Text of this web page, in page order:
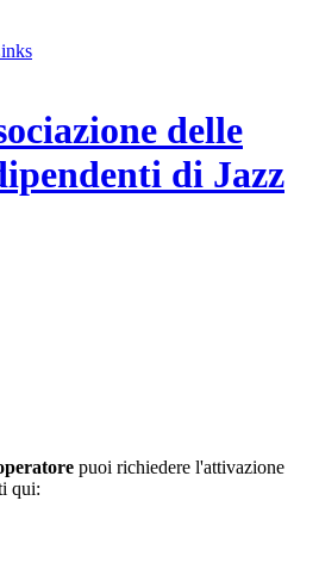
delle
di Jazz
puoi richiedere l'attivazione
qui: